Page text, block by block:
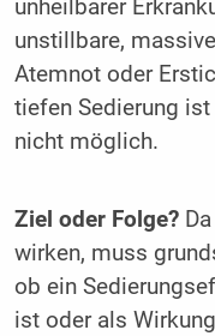
unheilbarer
unstillbare,
Atemnot oder
tiefen Sedierung
nicht möglich.
Ziel oder Folge?Da
wirken, muss
ob ein
ist oder als